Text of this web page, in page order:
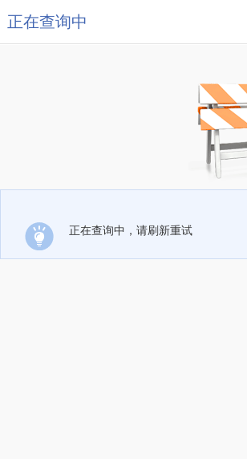
正在查询中
正在查询中，请刷新重试